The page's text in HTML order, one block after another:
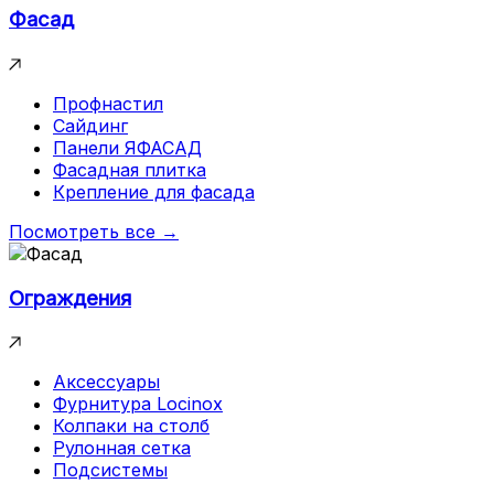
Фасад
Профнастил
Сайдинг
Панели ЯФАСАД
Фасадная плитка
Крепление для фасада
Посмотреть все →
Ограждения
Аксессуары
Фурнитура Locinox
Колпаки на столб
Рулонная сетка
Подсистемы